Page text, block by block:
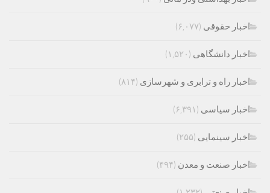
اخبار حقوقی (۶,۰۷۷)
اخبار دانشگاهی (۱,۵۲۰)
اخبار راه و ترابری و شهرسازی (۸۱۴)
اخبار سیاسی (۶,۳۹۱)
اخبار سینمایی (۲۵۵)
اخبار صنعت و معدن (۴۹۴)